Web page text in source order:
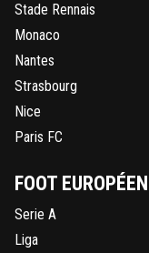
Stade Rennais
Monaco
Nantes
Strasbourg
Nice
Paris FC
FOOT EUROPÉEN
Serie A
Liga